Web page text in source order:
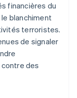
financières du
blanchiment
terroristes.
de signaler
contre des